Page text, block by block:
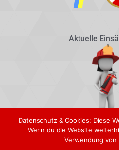
Aktuelle
© 2025 – Freiwillige
Datenschutz & Cookies: Diese
Wenn du die Website
Verwendung von